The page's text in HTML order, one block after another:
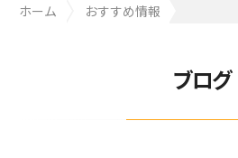
ホーム
おすすめ情報
ブログ